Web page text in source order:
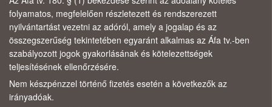
folyamatos, megfelelően részletezett és rendszerezett
nyilvántartást vezetni az adóról, amely a jogalap és az
összegszerűség tekintetében egyaránt alkalmas az Áfa tv.-ben
szabályozott jogok gyakorlásának és kötelezettségek
teljesítésének ellenőrzésére.
Nem készpénzzel történő fizetés esetén a következők az
irányadóak.